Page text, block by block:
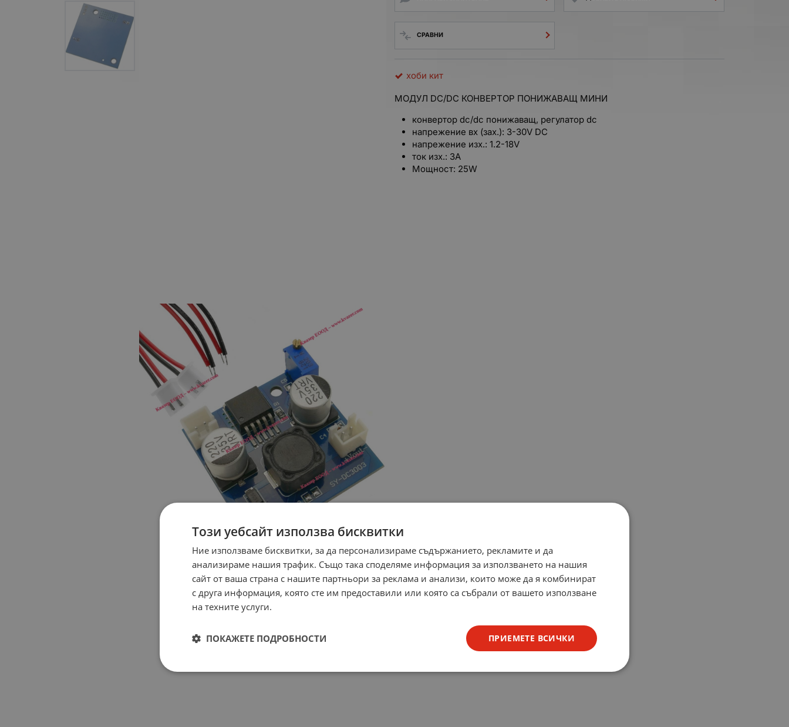
СРАВНИ
хоби кит
МОДУЛ DC/DC КОНВЕРТОР ПОНИЖАВАЩ МИНИ
конвертор dc/dc понижаващ, регулатор dc
напрежение вх (зах.): 3-30V DC
напрежение изх.: 1.2-18V
ток изх.: 3A
Мощност: 25W
Този уебсайт използва бисквитки
Ние използваме бисквитки, за да персонализираме съдържанието, рекламите и да
анализираме нашия трафик. Също така споделяме информация за използването на нашия
сайт от ваша страна с нашите партньори за реклама и анализи, които може да я комбинират
с друга информация, която сте им предоставили или която са събрали от вашето използване
на техните услуги.
ПРИЕМЕТЕ ВСИЧКИ
ПОКАЖЕТЕ ПОДРОБНОСТИ